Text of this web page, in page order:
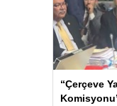
“Çerçeve